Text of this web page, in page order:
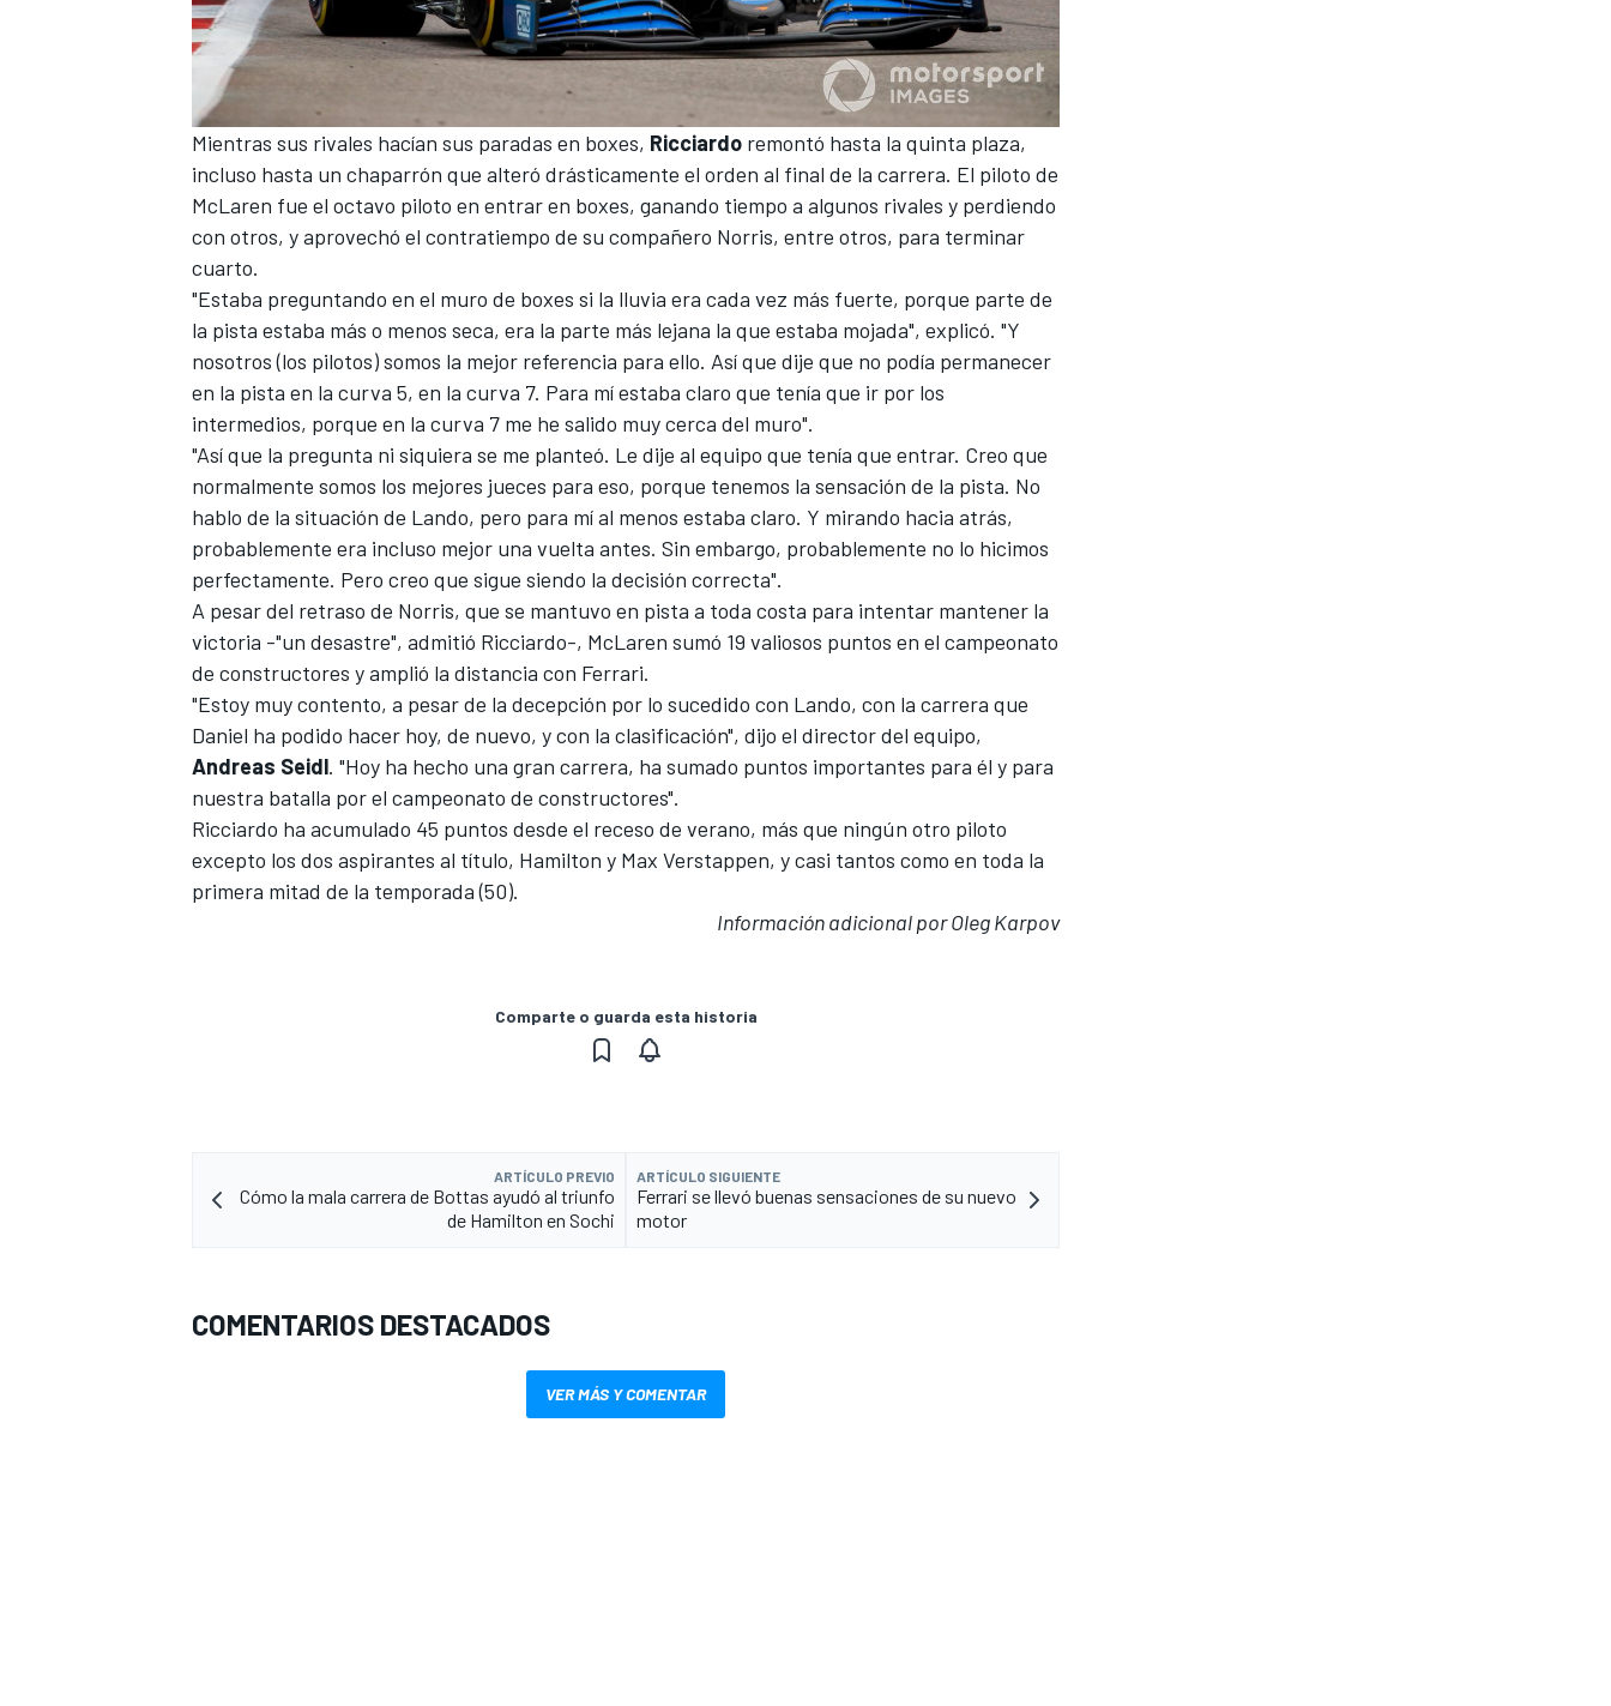
MÁS CATEGORÍAS
Mientras sus rivales hacían sus paradas en boxes, Ricciardo remontó hasta la quinta plaza,
incluso hasta un chaparrón que alteró drásticamente el orden al final de la carrera. El piloto de
McLaren fue el octavo piloto en entrar en boxes, ganando tiempo a algunos rivales y perdiendo
con otros, y aprovechó el contratiempo de su compañero Norris, entre otros, para terminar
cuarto.
"Estaba preguntando en el muro de boxes si la lluvia era cada vez más fuerte, porque parte de
la pista estaba más o menos seca, era la parte más lejana la que estaba mojada", explicó. "Y
nosotros (los pilotos) somos la mejor referencia para ello. Así que dije que no podía permanecer
en la pista en la curva 5, en la curva 7. Para mí estaba claro que tenía que ir por los
intermedios, porque en la curva 7 me he salido muy cerca del muro".
"Así que la pregunta ni siquiera se me planteó. Le dije al equipo que tenía que entrar. Creo que
normalmente somos los mejores jueces para eso, porque tenemos la sensación de la pista. No
hablo de la situación de Lando, pero para mí al menos estaba claro. Y mirando hacia atrás,
probablemente era incluso mejor una vuelta antes. Sin embargo, probablemente no lo hicimos
perfectamente. Pero creo que sigue siendo la decisión correcta".
A pesar del retraso de Norris, que se mantuvo en pista a toda costa para intentar mantener la
victoria -"un desastre", admitió Ricciardo-, McLaren sumó 19 valiosos puntos en el campeonato
de constructores y amplió la distancia con Ferrari.
"Estoy muy contento, a pesar de la decepción por lo sucedido con Lando, con la carrera que
Daniel ha podido hacer hoy, de nuevo, y con la clasificación", dijo el director del equipo,
Andreas Seidl. "Hoy ha hecho una gran carrera, ha sumado puntos importantes para él y para
nuestra batalla por el campeonato de constructores".
Ricciardo ha acumulado 45 puntos desde el receso de verano, más que ningún otro piloto
excepto los dos aspirantes al título, Hamilton y Max Verstappen, y casi tantos como en toda la
primera mitad de la temporada (50).
Información adicional por Oleg Karpov
Comparte o guarda esta historia
ARTÍCULO PREVIO
Cómo la mala carrera de Bottas ayudó al triunfo
de Hamilton en Sochi
ARTÍCULO SIGUIENTE
Ferrari se llevó buenas sensaciones de su nuevo
motor
COMENTARIOS DESTACADOS
VER MÁS Y COMENTAR